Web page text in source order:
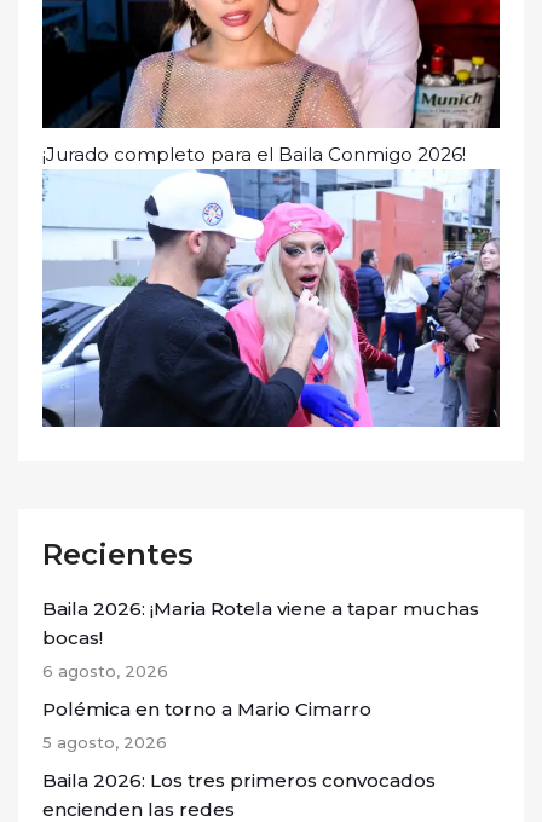
¡Jurado completo para el Baila Conmigo 2026!
Recientes
Baila 2026: ¡Maria Rotela viene a tapar muchas
bocas!
6 agosto, 2026
Polémica en torno a Mario Cimarro
5 agosto, 2026
Baila 2026: Los tres primeros convocados
encienden las redes